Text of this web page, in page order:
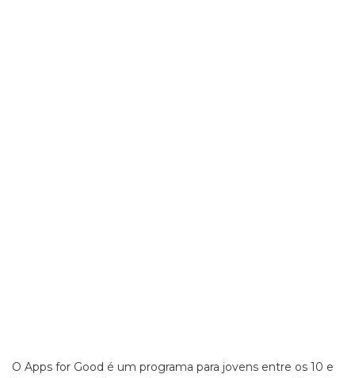
O Apps for Good é um programa para jovens entre os 10 e